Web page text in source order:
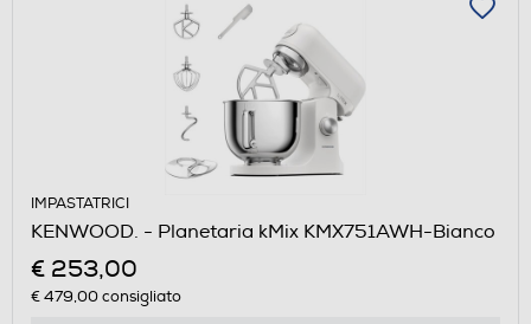
IMPASTATRICI
KENWOOD. - Planetaria kMix KMX751AWH-Bianco
€ 253,00
€ 479,00consigliato